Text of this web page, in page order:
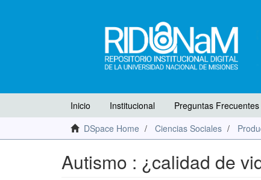
Inicio Institucional Preguntas Frecuentes
DSpace Home
Ciencias Sociales
Autismo : ¿calidad de